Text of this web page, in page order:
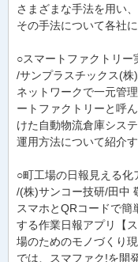
さまざまな手法を用い
その手法について各社
○スマートファクトリー
/サンプラスチックス(株
ネットワークで一元管
ートファクトリーと呼
けた自動物流倉庫シス
運用方法について紹介す
○町工場の日報見える化
/(株)サンコー技研/田中
スマホとQRコードで簡
する作業日報アプリ【
場のためのモノづくり
では、スマファク!を開